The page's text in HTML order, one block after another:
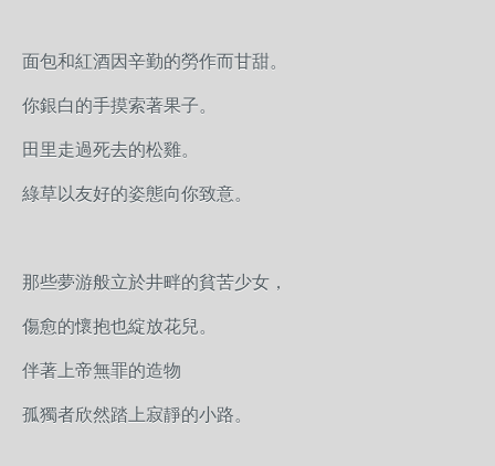
面包和紅酒因辛勤的勞作而甘甜。
你銀白的手摸索著果子。
田里走過死去的松雞。
綠草以友好的姿態向你致意。
那些夢游般立於井畔的貧苦少女，
傷愈的懷抱也綻放花兒。
伴著上帝無罪的造物
孤獨者欣然踏上寂靜的小路。